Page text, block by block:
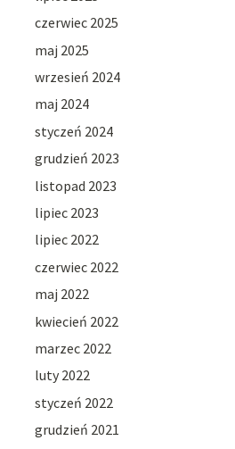
czerwiec 2025
maj 2025
wrzesień 2024
maj 2024
styczeń 2024
grudzień 2023
listopad 2023
lipiec 2023
lipiec 2022
czerwiec 2022
maj 2022
kwiecień 2022
marzec 2022
luty 2022
styczeń 2022
grudzień 2021